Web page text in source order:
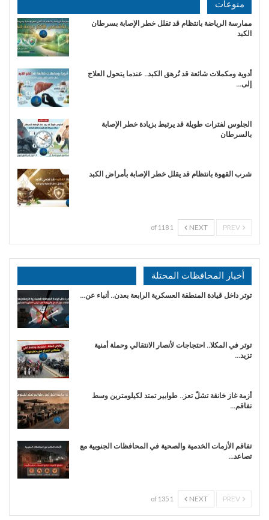
منوعات
ممارسة الرياضة بانتظام قد تقلل خطر الإصابة بسرطان
الكبد
أدوية ومكملات شائعة قد تُرهق الكبد.. عندما يتحول العلاج
إلى…
الجلوس لفترات طويلة قد يرتبط بزيادة خطر الإصابة
بالسرطان
شرب القهوة بانتظام قد يقلل خطر الإصابة بأمراض الكبد
NEXT
1 of 118
أخبار المحافظات المحتلة
توتر داخل قيادة المنطقة العسكرية الرابعة بعدن.. أنباء عن…
توتر في المكلا.. احتجاجات لأنصار الانتقالي وحملة أمنية
تزيد…
أزمة غاز خانقة تشلّ تعز.. طوابير تمتد لكيلومترين وسط
تفاقم…
تفاقم الأزمات الخدمية والصحية في المحافظات الجنوبية مع
تصاعد…
NEXT
1 of 135